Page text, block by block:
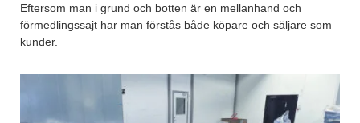
Eftersom man i grund och botten är en mellanhand och
förmedlingssajt har man förstås både köpare och säljare som
kunder.